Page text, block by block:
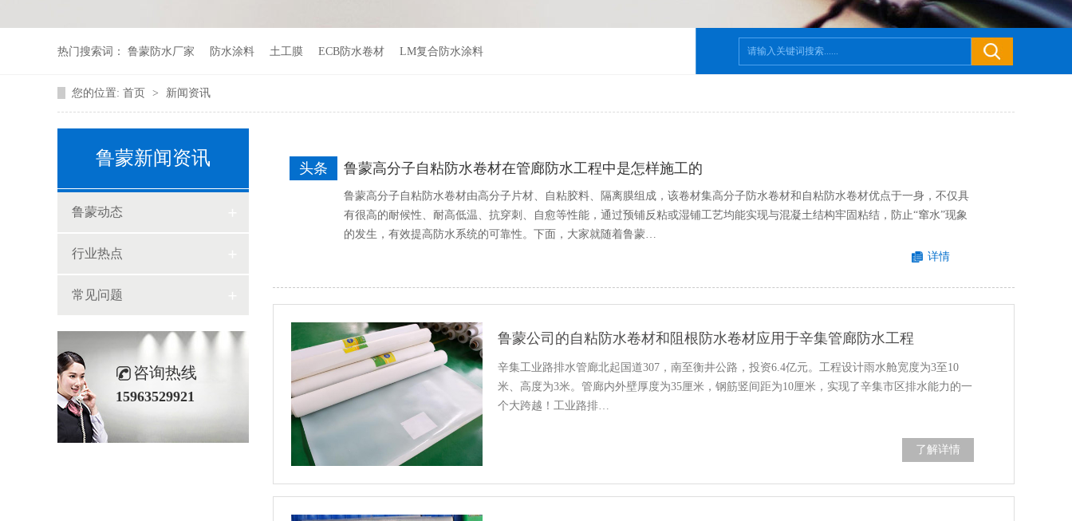
热门搜索词： 鲁蒙防水厂家 防水涂料 土工膜 ECB防水卷材 LM复合防水涂料
您的位置: 首页 > 新闻资讯
鲁蒙新闻资讯
鲁蒙动态
行业热点
常见问题
咨询热线
15963529921
鲁蒙高分子自粘防水卷材在管廊防水工程中是怎样施工的
头条
鲁蒙高分子自粘防水卷材由高分子片材、自粘胶料、隔离膜组成，该卷材集高分子防水卷材和自粘防水卷材优点于一身，不仅具
有很高的耐候性、耐高低温、抗穿刺、自愈等性能，通过预铺反粘或湿铺工艺均能实现与混凝土结构牢固粘结，防止“窜水”现象
的发生，有效提高防水系统的可靠性。下面，大家就随着鲁蒙…
详情
鲁蒙公司的自粘防水卷材和阻根防水卷材应用于辛集管廊防水工程
辛集工业路排水管廊北起国道307，南至衡井公路，投资6.4亿元。工程设计雨水舱宽度为3至10
米、高度为3米。管廊内外壁厚度为35厘米，钢筋竖间距为10厘米，实现了辛集市区排水能力的一
个大跨越！工业路排…
了解详情